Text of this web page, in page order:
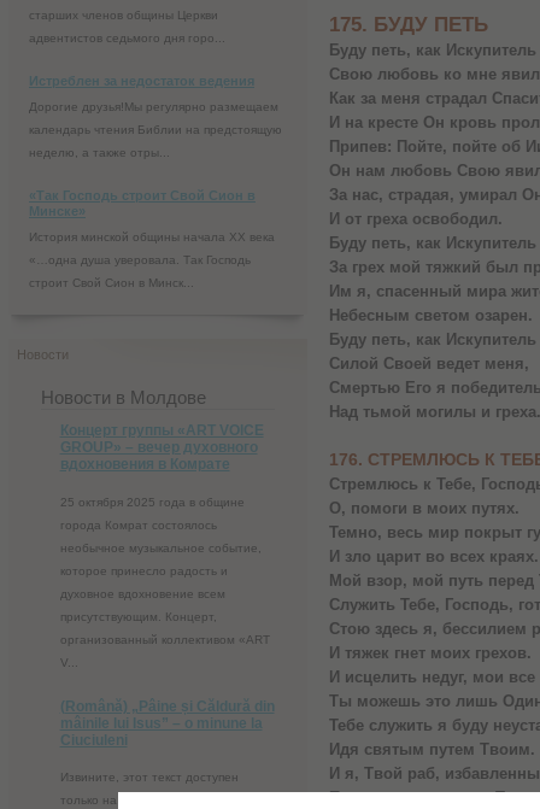
старших членов общины Церкви
адвентистов седьмого дня горо...
Истреблен за недостаток ведения
Дорогие друзья!Мы регулярно размещаем
календарь чтения Библии на предстоящую
неделю, а также отры...
«Так Господь строит Свой Сион в
Минске»
История минской общины начала XX века
«…одна душа уверовала. Так Господь
строит Свой Сион в Минск...
Новости
Новости в Молдове
Концерт группы «ART VOICE
GROUP» – вечер духовного
вдохновения в Комрате
25 октября 2025 года в общине
города Комрат состоялось
необычное музыкальное событие,
которое принесло радость и
духовное вдохновение всем
присутствующим. Концерт,
организованный коллективом «ART
V...
(Română) „Pâine și Căldură din
mâinile lui Isus” – o minune la
Ciuciuleni
Извините, этот текст доступен
только на “Румынский”.
175. БУДУ ПЕТЬ
Буду петь, как Искупитель
Свою любовь ко мне
Как за меня страдал
И на кресте Он кровь
Припев: Пойте, пойте об
Он нам любовь Свою
За нас, страдая, умирал
И от греха освободил.
Буду петь, как Искупитель
За грех мой тяжкий был
Им я, спасенный мира
Небесным светом озарен.
Буду петь, как Искупитель
Силой Своей ведет меня,
Смертью Его я
Над тьмой могилы и греха.
176. СТРЕМЛЮСЬ К
Стремлюсь к Тебе,
О, помоги в моих путях.
Темно, весь мир покрыт
И зло царит во всех краях.
Мой взор, мой путь
Служить Тебе, Господь,
Стою здесь я, бессилием
И тяжек гнет моих грехов.
И исцелить недуг, мои
Ты можешь это лишь
Тебе служить я буду
Идя святым путем Твоим.
И я, Твой раб,
Прославлю все дела Твои,